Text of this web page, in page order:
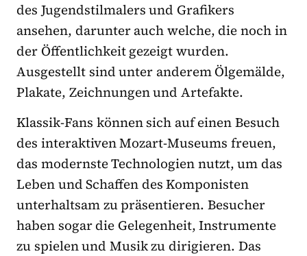
des Jugendstilmalers und Grafikers
ansehen, darunter auch welche, die noch in
der Öffentlichkeit gezeigt wurden.
Ausgestellt sind unter anderem Ölgemälde,
Plakate, Zeichnungen und Artefakte.
Klassik-Fans können sich auf einen Besuch
des interaktiven Mozart-Museums freuen,
das modernste Technologien nutzt, um das
Leben und Schaffen des Komponisten
unterhaltsam zu präsentieren. Besucher
haben sogar die Gelegenheit, Instrumente
zu spielen und Musik zu dirigieren. Das